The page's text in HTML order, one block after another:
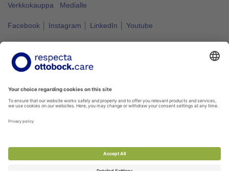
Verkkokauppa
Medialle
Facebook Instagram LinkedIn Youtube
Vapaus liikkua kuuluu kaikille.
#VapausLiikkua